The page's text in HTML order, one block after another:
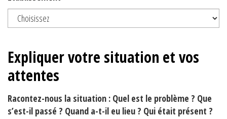
Expliquer votre situation et vos
attentes
Racontez-nous la situation : Quel est le problème ? Que
s’est-il passé ? Quand a-t-il eu lieu ? Qui était présent ?